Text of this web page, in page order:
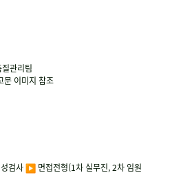
관리팀
이미지 참조
검사 ︎ 면접전형(1차 실무진, 2차 임원